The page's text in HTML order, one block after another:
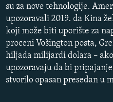
MOJA EVROPA
TRI DECENIJE OD RATA U BIH
SVE KARTE DEJTONA
NASTANAK I RASPAD JUGOSLAVIJE
su za nove tehnologije.
upozoravali 2019. da Kina
koji može biti uporište za
proceni Vošington posta,
hiljada milijardi dolara –
upozoravaju da bi
stvorilo opasan presedan u